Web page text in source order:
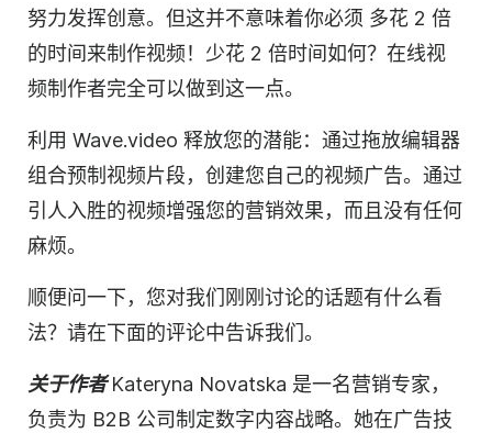
努力发挥创意。但这并不意味着你必须 多花 2 倍
的时间来制作视频！少花 2 倍时间如何？ 在线视
频制作者完全可以做到这一点。
利用 Wave.video 释放您的潜能：通过拖放编辑器
组合预制视频片段，创建您自己的视频广告。通过
引人入胜的视频增强您的营销效果，而且没有任何
麻烦。
顺便问一下，您对我们刚刚讨论的话题有什么看
法？请在下面的评论中告诉我们。
关于作者Kateryna Novatska 是一名营销专家，
负责为 B2B 公司制定数字内容战略。她在广告技